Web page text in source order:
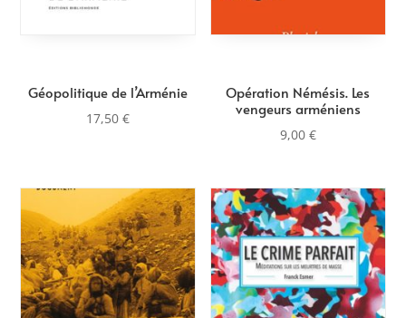
Géopolitique de l’Arménie
17,50€
Opération Némésis. Les
vengeurs arméniens
9,00 €